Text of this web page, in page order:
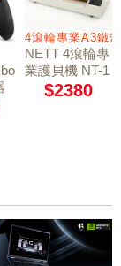
4滾輪專業A3鐵
NETT 4滾輪專
業護貝機 NT-1
901$2380